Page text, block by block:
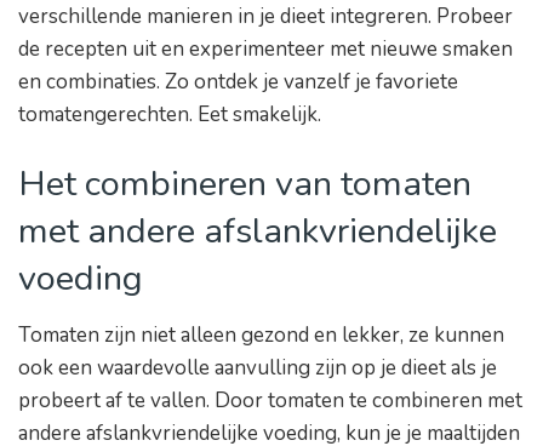
verschillende manieren in je dieet integreren. Probeer
de recepten uit en experimenteer met nieuwe smaken
en combinaties. Zo ontdek je vanzelf je favoriete
tomatengerechten. Eet smakelijk.
Het combineren van tomaten
met andere afslankvriendelijke
voeding
Tomaten zijn niet alleen gezond en lekker, ze kunnen
ook een waardevolle aanvulling zijn op je dieet als je
probeert af te vallen. Door tomaten te combineren met
andere afslankvriendelijke voeding, kun je je maaltijden